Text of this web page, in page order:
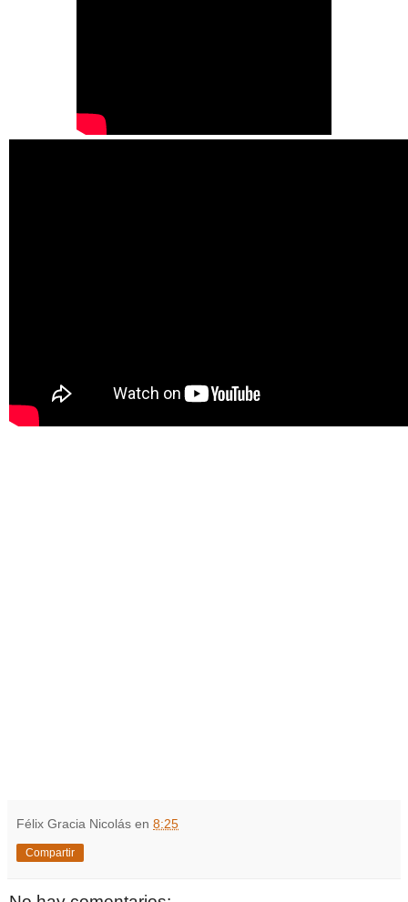
Félix Gracia Nicolás en 8:25
Compartir